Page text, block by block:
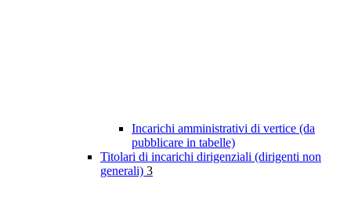
Incarichi amministrativi di vertice (da
pubblicare in tabelle)
Titolari di incarichi dirigenziali (dirigenti non
generali) 3